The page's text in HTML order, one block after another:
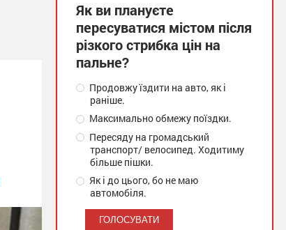
Як ви плануєте
пересуватися містом після
різкого стрибка цін на
пальне?
Продовжу їздити на авто, як і
раніше.
Максимально обмежу поїздки.
Пересяду на громадський
транспорт/ велосипед. Ходитиму
більше пішки.
Як і до цього, бо не маю
автомобіля.